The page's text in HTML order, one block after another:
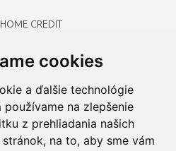
cookies
a ďalšie technológie
používame na zlepšenie
z prehliadania našich
na to, aby sme vám
CREDIT
PRE KUCHYNSKÚ BATÉRIU